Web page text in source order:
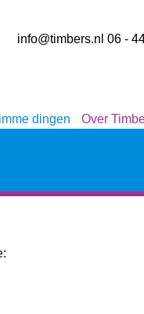
info@timbers.nl 06 -
dingen Over